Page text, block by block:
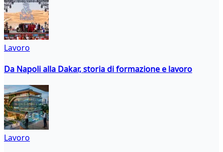
Lavoro
Da Napoli alla Dakar, storia di formazione e lavoro
Lavoro